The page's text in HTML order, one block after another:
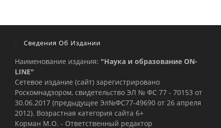
Сведения Об Издании
Наименование издания: "Наука и образование ON-
LINE"
Сетевое издание (сайт) зарегистрировано
Роскомнадзором, свидетельство ЭЛ № ФС 77 - 70153 от
30.06.2017 (предыдущее Эл№ФC77-49690 от 26 апреля
2012). Возрастная категория сайта 6+
Корман М.О. - Ответственный редактор